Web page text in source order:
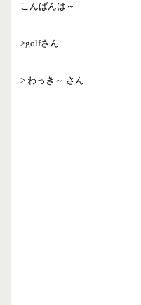
こんばんは～
>golfさん
> わっき～ さん